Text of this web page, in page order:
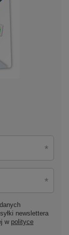
newslettera
w polityce